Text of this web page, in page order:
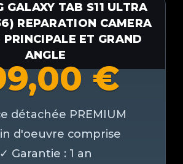
GALAXY TAB S11 ULTRA
REPARATION CAMERA
PRINCIPALE ET GRAND
ANGLE
€